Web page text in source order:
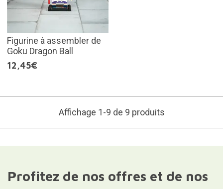
Figurine à assembler de
Goku Dragon Ball
12,45€
Affichage 1-9 de 9 produits
Profitez de nos offres et de nos